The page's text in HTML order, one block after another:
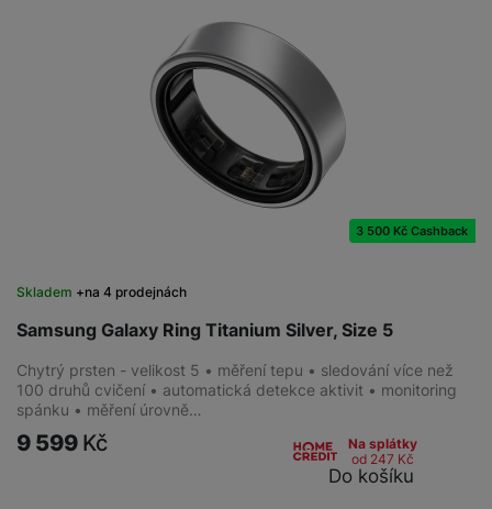
Samsung Galaxy Ring Titanium Silver, Size 5
Skladem na 4 prodejnách
3 500 Kč Cashback
Chytrý prsten - velikost 5 • měření tepu • sledování více než
100 druhů cvičení • automatická detekce aktivit • monitoring
spánku • měření úrovně…
9 599 Kč
Na splátky
od 247 Kč
Do košíku